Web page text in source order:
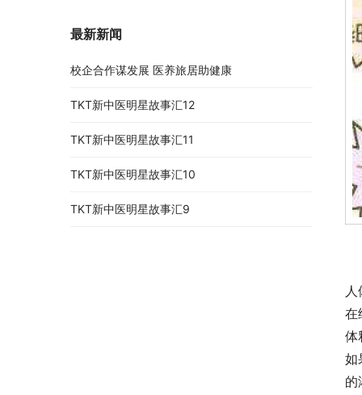
在
体
如
的
最新新闻
校企合作谋发展 医养旅居助健康
TKT新中医明星故事汇12
TKT新中医明星故事汇11
TKT新中医明星故事汇10
TKT新中医明星故事汇9